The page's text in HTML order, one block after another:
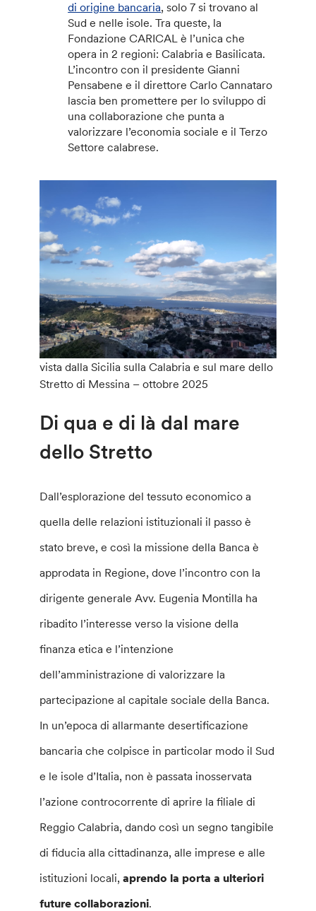
di origine bancaria, solo 7 si trovano al
Sud e nelle isole. Tra queste, la
Fondazione CARICAL è l’unica che
opera in 2 regioni: Calabria e Basilicata.
L’incontro con il presidente Gianni
Pensabene e il direttore Carlo Cannataro
lascia ben promettere per lo sviluppo di
una collaborazione che punta a
valorizzare l’economia sociale e il Terzo
Settore calabrese.
vista dalla Sicilia sulla Calabria e sul mare dello
Stretto di Messina – ottobre 2025
Di qua e di là dal mare
dello Stretto
Dall’esplorazione del tessuto economico a
quella delle relazioni istituzionali il passo è
stato breve, e così la missione della Banca è
approdata in Regione, dove l’incontro con la
dirigente generale Avv. Eugenia Montilla ha
ribadito l’interesse verso la visione della
finanza etica e l’intenzione
dell’amministrazione di valorizzare la
partecipazione al capitale sociale della Banca.
In un’epoca di allarmante desertificazione
bancaria che colpisce in particolar modo il Sud
e le isole d’Italia, non è passata inosservata
l’azione controcorrente di aprire la filiale di
Reggio Calabria, dando così un segno tangibile
di fiducia alla cittadinanza, alle imprese e alle
istituzioni locali,aprendo la porta a ulteriori
future collaborazioni.